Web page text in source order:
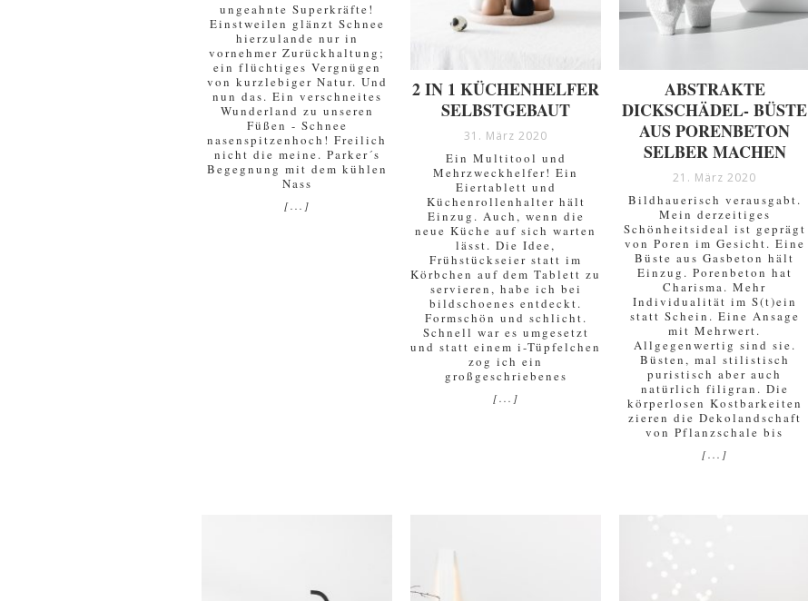
ungeahnte Superkräfte!
Einstweilen glänzt Schnee
hierzulande nur in
vornehmer Zurückhaltung;
ein flüchtiges Vergnügen
von kurzlebiger Natur. Und
nun das. Ein verschneites
Wunderland zu unseren
Füßen - Schnee
nasenspitzenhoch! Freilich
nicht die meine. Parker´s
Begegnung mit dem kühlen
Nass
[...]
2 IN 1 KÜCHENHELFER
SELBSTGEBAUT
31. März 2020
Ein Multitool und
Mehrzweckhelfer! Ein
Eiertablett und
Küchenrollenhalter hält
Einzug. Auch, wenn die
neue Küche auf sich warten
lässt. Die Idee,
Frühstückseier statt im
Körbchen auf dem Tablett zu
servieren, habe ich bei
bildschoenes entdeckt.
Formschön und schlicht.
Schnell war es umgesetzt
und statt einem i-Tüpfelchen
zog ich ein
großgeschriebenes
[...]
ABSTRAKTE
DICKSCHÄDEL- BÜSTE
AUS PORENBETON
SELBER MACHEN
21. März 2020
Bildhauerisch verausgabt.
Mein derzeitiges
Schönheitsideal ist geprägt
von Poren im Gesicht. Eine
Büste aus Gasbeton hält
Einzug. Porenbeton hat
Charisma. Mehr
Individualität im S(t)ein
statt Schein. Eine Ansage
mit Mehrwert.
Allgegenwertig sind sie.
Büsten, mal stilistisch
puristisch aber auch
natürlich filigran. Die
körperlosen Kostbarkeiten
zieren die Dekolandschaft
von Pflanzschale bis
[...]